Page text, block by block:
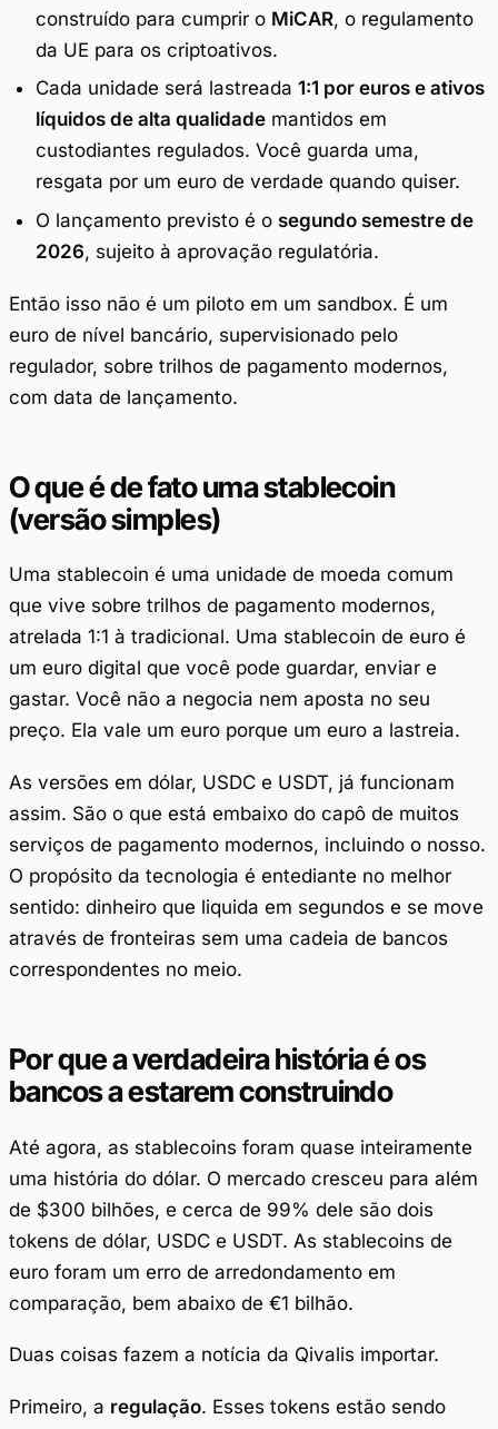
construído para cumprir o MiCAR, o regulamento
da UE para os criptoativos.
Cada unidade será lastreada 1:1 por euros e ativos
líquidos de alta qualidademantidos em
custodiantes regulados. Você guarda uma,
resgata por um euro de verdade quando quiser.
O lançamento previsto é o segundo semestre de
2026, sujeito à aprovação regulatória.
Então isso não é um piloto em um sandbox. É um
euro de nível bancário, supervisionado pelo
regulador, sobre trilhos de pagamento modernos,
com data de lançamento.
O que é de fato uma stablecoin
(versão simples)
Uma stablecoin é uma unidade de moeda comum
que vive sobre trilhos de pagamento modernos,
atrelada 1:1 à tradicional. Uma stablecoin de euro é
um euro digital que você pode guardar, enviar e
gastar. Você não a negocia nem aposta no seu
preço. Ela vale um euro porque um euro a lastreia.
As versões em dólar, USDC e USDT, já funcionam
assim. São o que está embaixo do capô de muitos
serviços de pagamento modernos, incluindo o nosso.
O propósito da tecnologia é entediante no melhor
sentido: dinheiro que liquida em segundos e se move
através de fronteiras sem uma cadeia de bancos
correspondentes no meio.
Por que a verdadeira história é os
bancos a estarem construindo
Até agora, as stablecoins foram quase inteiramente
uma história do dólar. O mercado cresceu para além
de $300 bilhões, e cerca de 99% dele são dois
tokens de dólar, USDC e USDT. As stablecoins de
euro foram um erro de arredondamento em
comparação, bem abaixo de €1 bilhão.
Duas coisas fazem a notícia da Qivalis importar.
Primeiro, a regulação. Esses tokens estão sendo